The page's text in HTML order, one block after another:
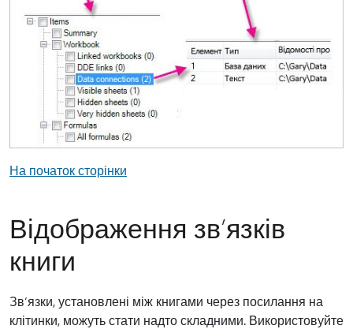
На початок сторінки
Відображення зв’язків
книги
Зв’язки, установлені між книгами через посилання на
клітинки, можуть стати надто складними. Використовуйте